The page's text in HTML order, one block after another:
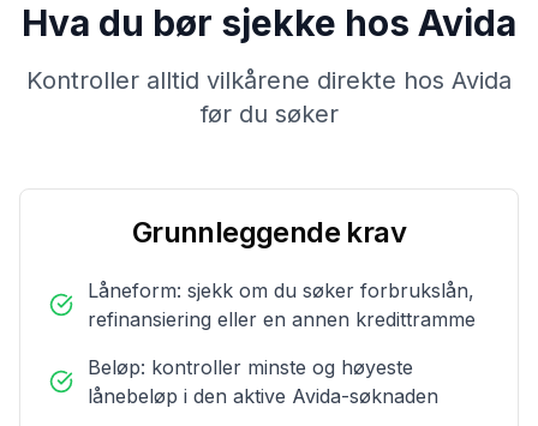
Hva du bør sjekke hos Avida
Kontroller alltid vilkårene direkte hos Avida
før du søker
Grunnleggende krav
Låneform: sjekk om du søker forbrukslån,
refinansiering eller en annen kredittramme
Beløp: kontroller minste og høyeste
lånebeløp i den aktive Avida-søknaden